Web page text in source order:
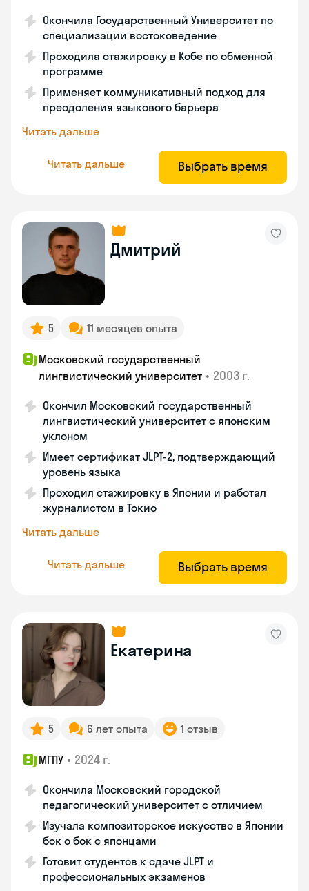
Окончила Государственный Университет по
специализации востоковедение
Проходила стажировку в Кобе по обменной
программе
Применяет коммуникативный подход для
преодоления языкового барьера
Читать дальше
Читать дальше Выбрать время
Дмитрий
5 11 месяцев опыта
Московский государственный
лингвистический университет • 2003 г.
Окончил Московский государственный
лингвистический университет с японским
уклоном
Имеет сертификат JLPT-2, подтверждающий
уровень языка
Проходил стажировку в Японии и работал
журналистом в Токио
Читать дальше
Читать дальше Выбрать время
Екатерина
5 6 лет опыта 1 отзыв
МГПУ • 2024 г.
Окончила Московский городской
педагогический университет с отличием
Изучала композиторское искусство в Японии
бок о бок с японцами
Готовит студентов к сдаче JLPT и
профессиональных экзаменов